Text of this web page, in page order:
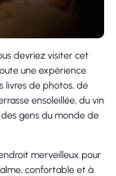
devriez visiter cet
une expérience
livres de photos, de
ensoleillée, du vin
gens du monde de
merveilleux pour
confortable et à